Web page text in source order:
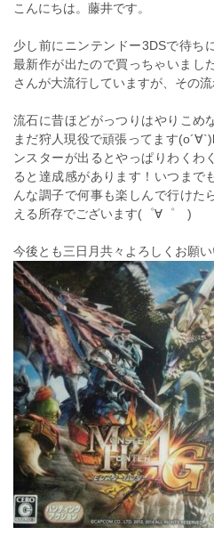
こんにちは。藤井です。
少し前にニンテンドー3DSで待ち
最新作が出たので買っちゃいまし
さんが大流行していますが、その
流石に昔ほどがっつりはやりこめ
まだ狩人現役で頑張ってます
ンスターが出るとやっぱりわくわ
ると達成感があります！いつまで
んな調子で何事も楽しんで行けた
える所存でございます(゜∀゜ゞ)
今後とも三日月共々よろしくお願